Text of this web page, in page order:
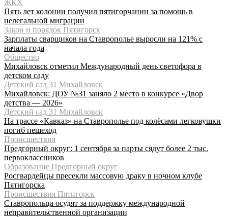
ЖКХ
Пять лет колонии получил пятигорчанин за помощь в
нелегальной миграции
Закон и порядок Пятигорск
Зарплаты сварщиков на Ставрополье выросли на 121% с
начала года
Общество
Михайловск отметил Международный день светофора в
детском саду
Детский сад 31 Михайловск
Михайловск: ДОУ №31 заняло 2 место в конкурсе «Двор
детства — 2026»
Детский сад 31 Михайловск
На трассе «Кавказ» на Ставрополье под колёсами легковушки
погиб пешеход
Происшествия
Предгорный округ: 1 сентября за парты сядут более 2 тыс.
первоклассников
Образование Предгорный округ
Росгвардейцы пресекли массовую драку в ночном клубе
Пятигорска
Происшествия Пятигорск
Ставропольца осудят за поддержку международной
неправительственной организации